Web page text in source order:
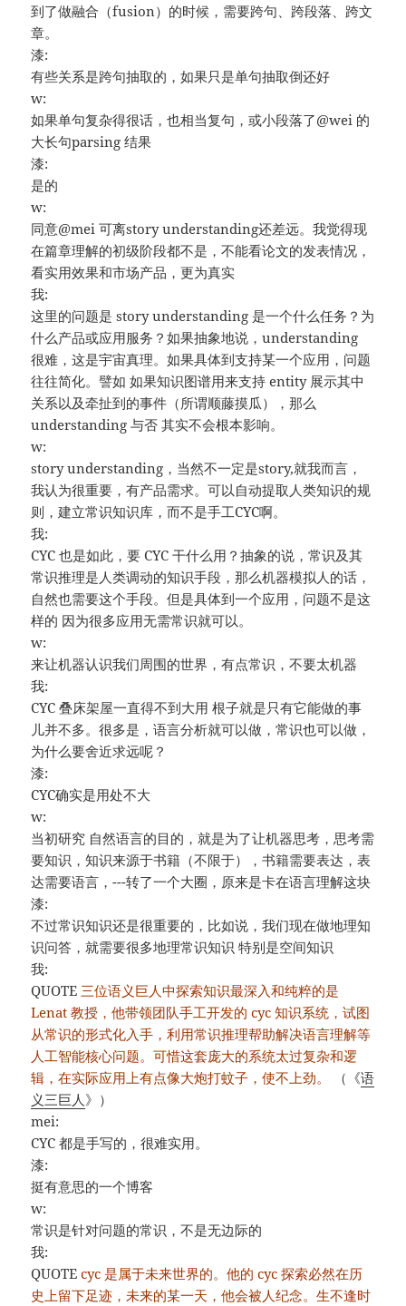
到了做融合（fusion）的时候，需要跨句、跨段落、跨文
章。
漆:
有些关系是跨句抽取的，如果只是单句抽取倒还好
w:
如果单句复杂得很话，也相当复句，或小段落了@wei 的
大长句parsing 结果
漆:
是的
w:
同意@mei 可离story understanding还差远。我觉得现
在篇章理解的初级阶段都不是，不能看论文的发表情况，
看实用效果和市场产品，更为真实
我:
这里的问题是 story understanding 是一个什么任务？为
什么产品或应用服务？如果抽象地说，understanding
很难，这是宇宙真理。如果具体到支持某一个应用，问题
往往简化。譬如 如果知识图谱用来支持 entity 展示其中
关系以及牵扯到的事件（所谓顺藤摸瓜），那么
understanding 与否 其实不会根本影响。
w:
story understanding，当然不一定是story,就我而言，
我认为很重要，有产品需求。可以自动提取人类知识的规
则，建立常识知识库，而不是手工CYC啊。
我:
CYC 也是如此，要 CYC 干什么用？抽象的说，常识及其
常识推理是人类调动的知识手段，那么机器模拟人的话，
自然也需要这个手段。但是具体到一个应用，问题不是这
样的 因为很多应用无需常识就可以。
w:
来让机器认识我们周围的世界，有点常识，不要太机器
我:
CYC 叠床架屋一直得不到大用 根子就是只有它能做的事
儿并不多。很多是，语言分析就可以做，常识也可以做，
为什么要舍近求远呢？
漆:
CYC确实是用处不大
w:
当初研究 自然语言的目的，就是为了让机器思考，思考需
要知识，知识来源于书籍（不限于），书籍需要表达，表
达需要语言，---转了一个大圈，原来是卡在语言理解这块
漆:
不过常识知识还是很重要的，比如说，我们现在做地理知
识问答，就需要很多地理常识知识 特别是空间知识
我:
QUOTE 三位语义巨人中探索知识最深入和纯粹的是
Lenat 教授，他带领团队手工开发的 cyc 知识系统，试图
从常识的形式化入手，利用常识推理帮助解决语言理解等
人工智能核心问题。可惜这套庞大的系统太过复杂和逻
辑，在实际应用上有点像大炮打蚊子，使不上劲。
（《语
义三巨人 》）
mei:
CYC 都是手写的，很难实用。
漆:
挺有意思的一个博客
w:
常识是针对问题的常识，不是无边际的
我:
QUOTEcyc 是属于未来世界的。他的 cyc 探索必然在历
史上留下足迹，未来的某一天，他会被人纪念。生不逢时